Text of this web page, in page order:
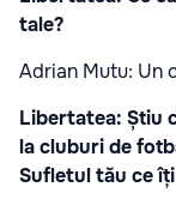
tale?
Adrian Mutu: Un
Libertatea: Știu
la cluburi de
Sufletul tău ce